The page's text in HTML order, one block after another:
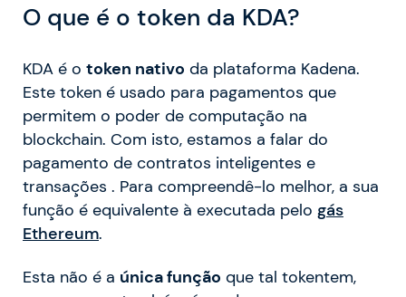
O que é o token da KDA?
KDA é o token nativo da plataforma Kadena.
Este token é usado para pagamentos que
permitem o poder de computação na
blockchain. Com isto, estamos a falar do
pagamento de contratos inteligentes e
transações . Para compreendê-lo melhor, a sua
função é equivalente à executada pelo gás
Ethereum.
Esta não é a única função que tal tokentem,